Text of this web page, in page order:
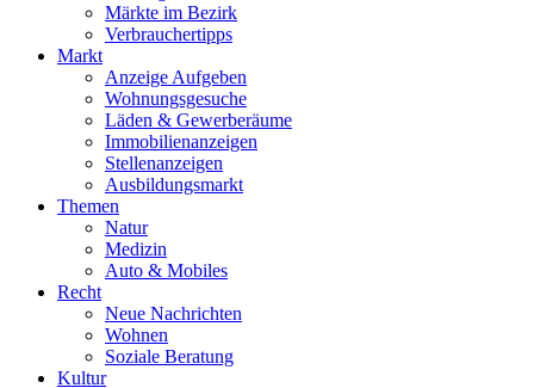
Märkte im Bezirk
Verbrauchertipps
Markt
Anzeige Aufgeben
Wohnungsgesuche
Läden & Gewerberäume
Immobilienanzeigen
Stellenanzeigen
Ausbildungsmarkt
Themen
Natur
Medizin
Auto & Mobiles
Recht
Neue Nachrichten
Wohnen
Soziale Beratung
Kultur